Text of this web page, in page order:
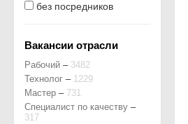
без посредников
Вакансии отрасли
Рабочий – 3482
Технолог – 1229
Мастер – 731
Специалист по качеству –
317